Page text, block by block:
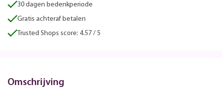
30 dagen bedenkperiode
Gratis achteraf betalen
Trusted Shops score: 4.57 / 5
Omschrijving